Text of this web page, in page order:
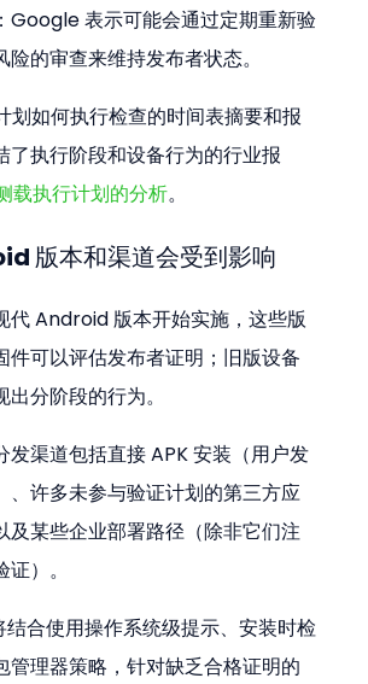
Google 表示可能会通过定期重新验
险的审查来维持发布者状态。
划如何执行检查的时间表摘要和报
了执行阶段和设备行为的行业报
载执行计划的分析。
版本和渠道会受到影响
代 Android 版本开始实施，这些版
件可以评估发布者证明；旧版设备
分阶段的行为。
发渠道包括直接 APK 安装（用户发
、许多未参与验证计划的第三方应
及某些企业部署路径（除非它们注
）。
合使用操作系统级提示、安装时检
管理器策略，针对缺乏合格证明的